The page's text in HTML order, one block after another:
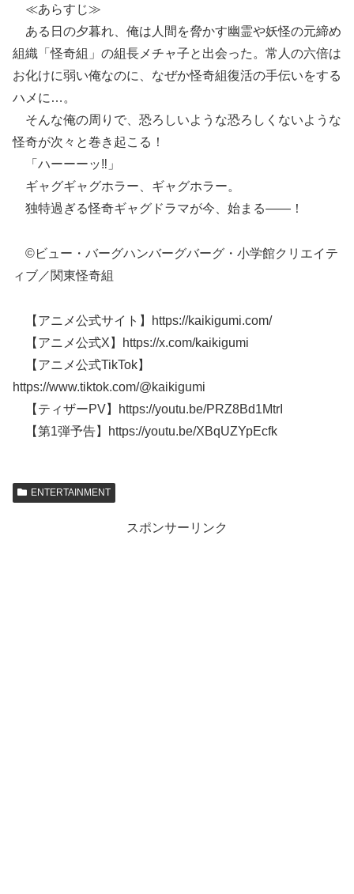
≪あらすじ≫
ある日の夕暮れ、俺は人間を脅かす幽霊や妖怪の元締め
組織「怪奇組」の組長メチャ子と出会った。常人の六倍は
お化けに弱い俺なのに、なぜか怪奇組復活の手伝いをする
ハメに…。
そんな俺の周りで、恐ろしいような恐ろしくないような
怪奇が次々と巻き起こる！
「ハーーーッ‼」
ギャグギャグホラー、ギャグホラー。
独特過ぎる怪奇ギャグドラマが今、始まる――！
©ビュー・バーグハンバーグバーグ・小学館クリエイテ
ィブ／関東怪奇組
【アニメ公式サイト】https://kaikigumi.com/
【アニメ公式X】https://x.com/kaikigumi
【アニメ公式TikTok】
https://www.tiktok.com/@kaikigumi
【ティザーPV】https://youtu.be/PRZ8Bd1MtrI
【第1弾予告】https://youtu.be/XBqUZYpEcfk
ENTERTAINMENT
スポンサーリンク